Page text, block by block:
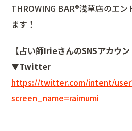
THROWING BAR®︎浅草店のエ
ます！
【占い師IrieさんのSNSアカウン
▼Twitter
https://twitter.com/intent/
screen_name=raimumi